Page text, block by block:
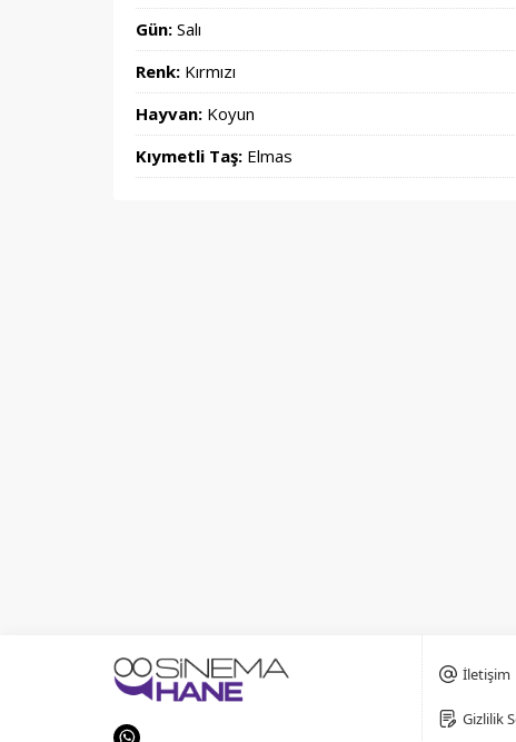
Gün: Salı
Renk: Kırmızı
Hayvan: Koyun
Kıymetli Taş: Elmas
İletişim
Gizlilik